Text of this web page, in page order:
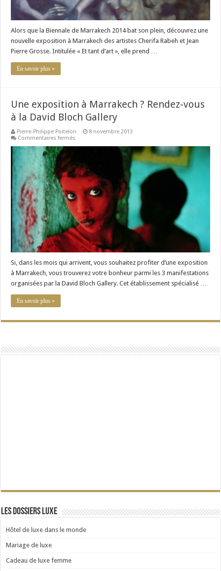
Alors que la Biennale de Marrakech 2014 bat son plein, découvrez une
nouvelle exposition à Marrakech des artistes Cherifa Rabeh et Jean
Pierre Grosse. Intitulée « Et tant d’art », elle prend …
En savoir plus »
Une exposition à Marrakech ? Rendez-vous
à la David Bloch Gallery
Pierre-Philippe Poitelon
8 novembre 2013
Commentaires fermés
Marrakech
?
Rendez-
vous
la
David
Bloch
Gallery
Si, dans les mois qui arrivent, vous souhaitez profiter d’une exposition
à Marrakech, vous trouverez votre bonheur parmi les 3 manifestations
organisées par la David Bloch Gallery. Cet établissement spécialisé …
En savoir plus »
Les dossiers Luxe
Hôtel de luxe dans le monde
Mariage de luxe
Cadeau de luxe femme